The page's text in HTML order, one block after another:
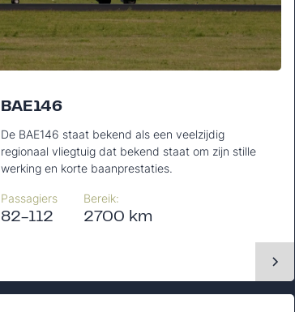
BAE146
De BAE146 staat bekend als een veelzijdig
regionaal vliegtuig dat bekend staat om zijn stille
werking en korte baanprestaties.
Passagiers
82-112
Bereik:
2700 km